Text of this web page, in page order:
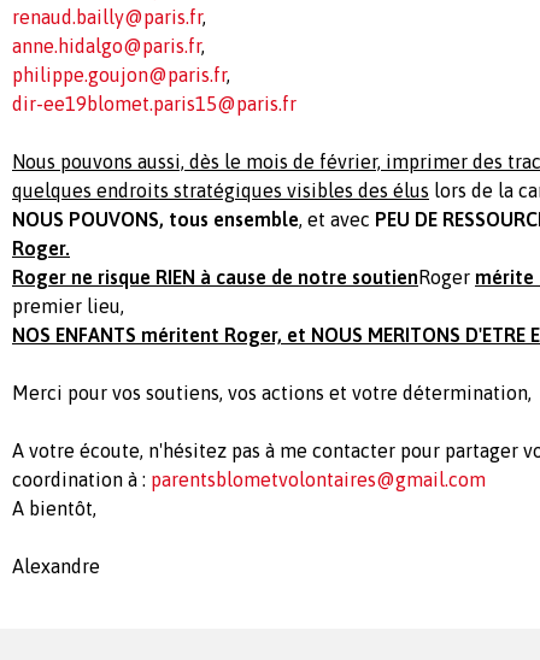
renaud.bailly@paris.fr,
anne.hidalgo@paris.fr,
philippe.goujon@paris.fr,
dir-ee19blomet.paris15@paris.fr
Nous pouvons aussi, dès le mois de février, imprimer des
quelques endroits stratégiques visibles des élus lors de la
NOUS POUVONS, tous ensemble, et avec PEU DE
Roger.
Roger ne risque RIEN à cause de notre soutienRoger mérite
premier lieu,
NOS ENFANTS méritent Roger, et NOUS MERITONS D'ETRE
Merci pour vos soutiens, vos actions et votre détermination,
A votre écoute, n'hésitez pas à me contacter pour partager
coordination à : parentsblometvolontaires@gmail.com
A bientôt,
Alexandre